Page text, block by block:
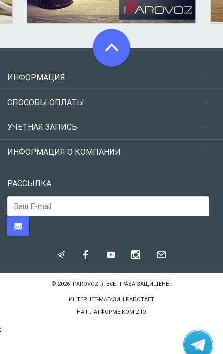
ИНФОРМАЦИЯ
СПОСОБЫ ОПЛАТЫ
УЧЕТНАЯ ЗАПИСЬ
ИНФОРМАЦИЯ О КОМПАНИИ
РАССЫЛКА
© 2026 IPAROVOZ :). ВСЕ ПРАВА ЗАЩИЩЕНЫ.
ИНТЕРНЕТ-МАГАЗИН РАБОТАЕТ
НА ПЛАТФОРМЕ KOMIZ.IO
;